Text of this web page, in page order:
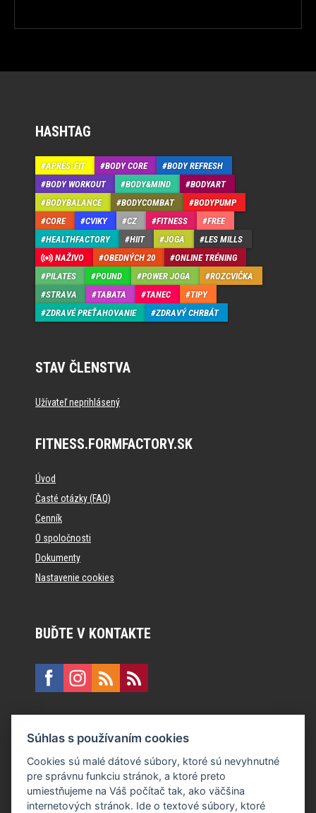
HASHTAG
APRÉS-FIT BODY CORE
BODY REFRESH
BODY WORKOUT
BODY&MIND
BODYART
BODYBALANCE
BODYCOMBAT
BODYPUMP
CORE
CVIKY CZ FITNESS
FREE
HEALTHFACTORY
HIIT JOGA
LES MILLS
NAŽIVO
OBEDNÝCH 20
ONLINE TRÉNING
PILATES
POUND POWER JOGA
ROZCVIČKA
STRAVA
TABATA TANEC
TIPY
ZDRAVÉ PREŤAHOVANIE
ZDRAVÝ CHRBÁT
STAV ČLENSTVA
Užívateľ neprihlásený
FITNESS.FORMFACTORY.SK
Úvod
Časté otázky (FAQ)
Cenník
O spoločnosti
Dokumenty
Nastavenie cookies
BUĎTE V KONTAKTE
E:recepcia@formfactory.sk
Form Factory Slovakia s.r.o., Ružová dolina 480/6, 821 08
Bratislava
Súhlas s používaním cookies
Cookies sú malé dátové súbory, ktoré sú nevyhnutné
pre správnu funkciu stránok, a ktoré preto
umiestňujeme na Váš počítač tak, ako väčšina
internetových stránok. Ide o textové súbory, ktoré